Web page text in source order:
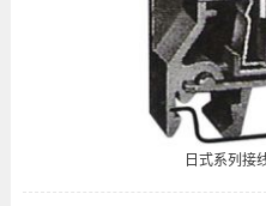
日式系列接